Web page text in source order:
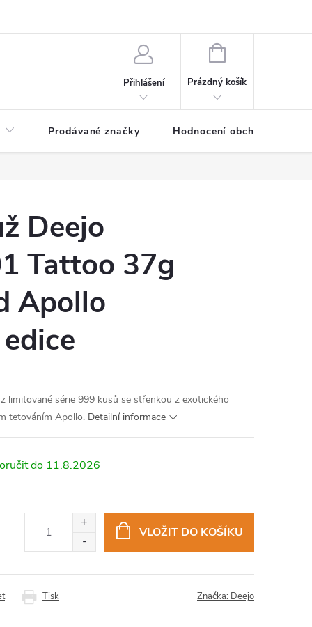
Přihlášení
NÁKUPNÍ
Prázdný košík
Prodávané značky Hodnocení obchodu
Deejo
Tattoo 37g
Apollo
limitované série 999 kusů se střenkou z exotického
tetováním Apollo. Detailní informace
11.8.2026
VLOŽIT DO KOŠÍKU
Tisk Značka: Deejo